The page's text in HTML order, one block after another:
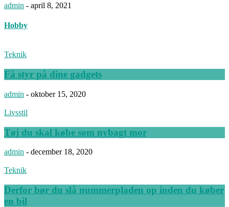
admin - april 8, 2021
Hobby
Teknik
Få styr på dine gadgets
admin - oktober 15, 2020
Livsstil
Tøj du skal købe som nybagt mor
admin - december 18, 2020
Teknik
Derfor bør du slå nummerpladen op inden du køber
en bil